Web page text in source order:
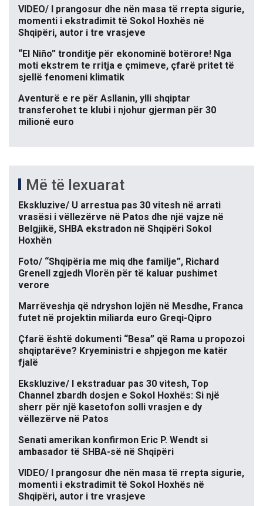
VIDEO/ I prangosur dhe nën masa të rrepta sigurie,
momenti i ekstradimit të Sokol Hoxhës në
Shqipëri, autor i tre vrasjeve
“El Niño” tronditje për ekonominë botërore! Nga
moti ekstrem te rritja e çmimeve, çfarë pritet të
sjellë fenomeni klimatik
Aventurë e re për Asllanin, ylli shqiptar
transferohet te klubi i njohur gjerman për 30
milionë euro
Më të lexuarat
Ekskluzive/ U arrestua pas 30 vitesh në arrati
vrasësi i vëllezërve në Patos dhe një vajze në
Belgjikë, SHBA ekstradon në Shqipëri Sokol
Hoxhën
Foto/ “Shqipëria me miq dhe familje”, Richard
Grenell zgjedh Vlorën për të kaluar pushimet
verore
Marrëveshja që ndryshon lojën në Mesdhe, Franca
futet në projektin miliarda euro Greqi-Qipro
Çfarë është dokumenti “Besa” që Rama u propozoi
shqiptarëve? Kryeministri e shpjegon me katër
fjalë
Ekskluzive/ I ekstraduar pas 30 vitesh, Top
Channel zbardh dosjen e Sokol Hoxhës: Si një
sherr për një kasetofon solli vrasjen e dy
vëllezërve në Patos
Senati amerikan konfirmon Eric P. Wendt si
ambasador të SHBA-së në Shqipëri
VIDEO/ I prangosur dhe nën masa të rrepta sigurie,
momenti i ekstradimit të Sokol Hoxhës në
Shqipëri, autor i tre vrasjeve